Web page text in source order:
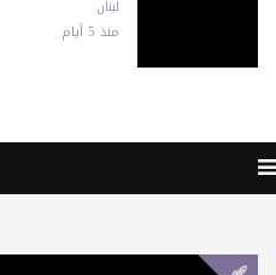
لبنان
منذ 5 أيام